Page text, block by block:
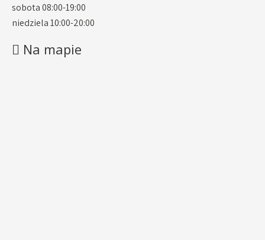
sobota 08:00-19:00
niedziela 10:00-20:00
Na mapie